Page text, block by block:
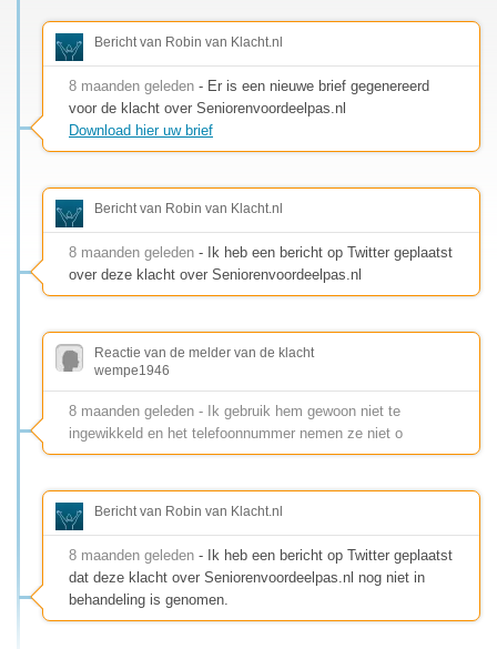
Bericht van Robin van Klacht.nl
8 maanden geleden - Er is een nieuwe brief gegenereerd
voor de klacht over Seniorenvoordeelpas.nl
Download hier uw brief
Bericht van Robin van Klacht.nl
8 maanden geleden - Ik heb een bericht op Twitter geplaatst
over deze klacht over Seniorenvoordeelpas.nl
Reactie van de melder van de klacht
wempe1946
8 maanden geleden - Ik gebruik hem gewoon niet te
ingewikkeld en het telefoonnummer nemen ze niet o
Bericht van Robin van Klacht.nl
8 maanden geleden - Ik heb een bericht op Twitter geplaatst
dat deze klacht over Seniorenvoordeelpas.nl nog niet in
behandeling is genomen.